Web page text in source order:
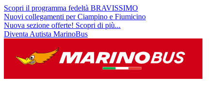
Scopri il programma fedeltà BRAVISSIMO
Nuovi collegamenti per Ciampino e Fiumicino
Nuova sezione offerte! Scopri di più...
Diventa Autista MarinoBus